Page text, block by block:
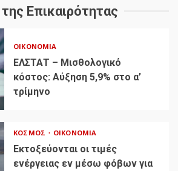
Επικαιρότητας
ΟΙΚΟΝΟΜΊΑ
ΕΛΣΤΑΤ – Μισθολογικό
κόστος: Αύξηση 5,9% στο α’
τρίμηνο
ΚΌΣΜΟΣ ΟΙΚΟΝΟΜΊΑ
Εκτοξεύονται οι τιμές
ενέργειας εν μέσω φόβων για